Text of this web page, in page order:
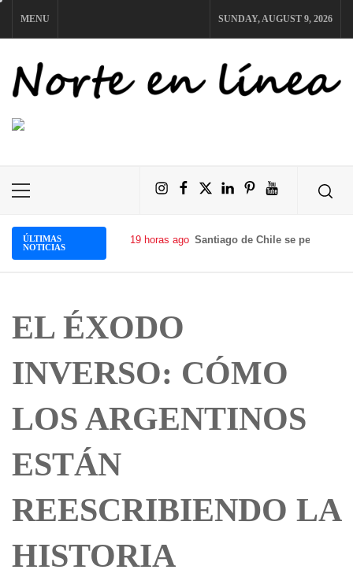
Skip
to
content
MENU SUNDAY, AUGUST 9, 2026
NORTE EN LÍNEA
Primary
InstagramFacebook
X LinkedInPinterestYouTube
ÚLTIMAS
NOTICIAS
19 horas ago Santiago de Chile se perfila
EL ÉXODO
INVERSO: CÓMO
LOS ARGENTINOS
ESTÁN
REESCRIBIENDO LA
HISTORIA